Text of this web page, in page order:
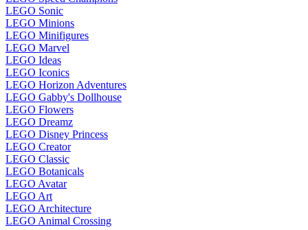
LEGO Sonic
LEGO Minions
LEGO Minifigures
LEGO Marvel
LEGO Ideas
LEGO Iconics
LEGO Horizon Adventures
LEGO Gabby's Dollhouse
LEGO Flowers
LEGO Dreamz
LEGO Disney Princess
LEGO Creator
LEGO Classic
LEGO Botanicals
LEGO Avatar
LEGO Art
LEGO Architecture
LEGO Animal Crossing